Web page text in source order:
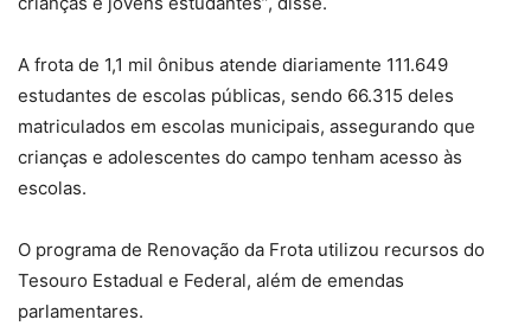
A frota de 1,1 mil ônibus atende diariamente 111.649
estudantes de escolas públicas, sendo 66.315 deles
matriculados em escolas municipais, assegurando que
crianças e adolescentes do campo tenham acesso às
escolas.
O programa de Renovação da Frota utilizou recursos do
Tesouro Estadual e Federal, além de emendas
parlamentares.